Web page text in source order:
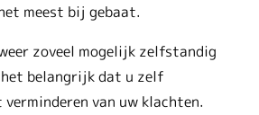
meest bij gebaat.
zoveel mogelijk zelfstandig
belangrijk dat u zelf
van uw klachten.